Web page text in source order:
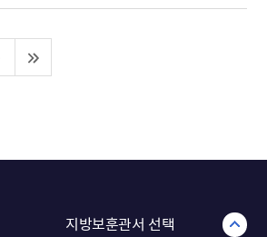
지방보훈관서 선택